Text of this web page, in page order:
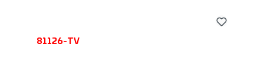
81126-TV